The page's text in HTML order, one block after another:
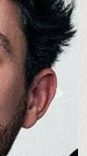
Next